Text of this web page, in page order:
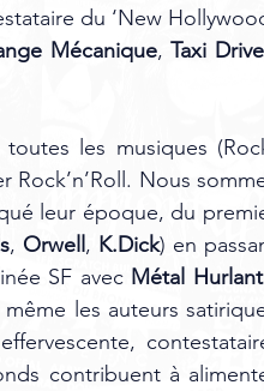
du ‘New
Mécanique, Taxi
les musiques
Nous
leur époque, du
, Orwell, K.Dick) en
SF avec Métal Hurlant
les auteurs
contribuent à